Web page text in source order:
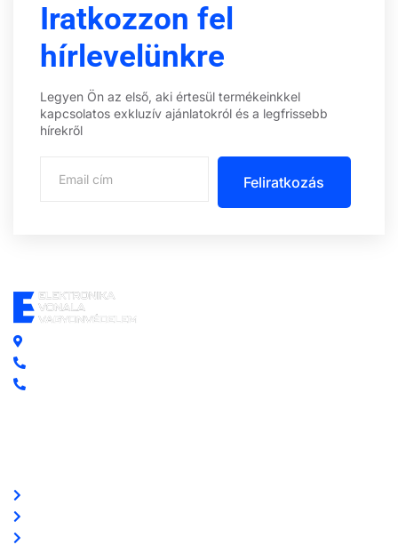
Iratkozzon fel
hírlevelünkre
Legyen Ön az első, aki értesül termékeinkkel
kapcsolatos exkluzív ajánlatokról és a legfrissebb
hírekről
Feliratkozás